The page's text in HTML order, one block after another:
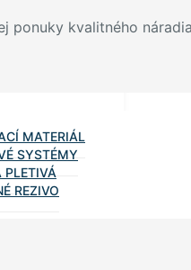
ponuky kvalitného
MATERIÁL
SYSTÉMY
PLETIVÁ
REZIVO